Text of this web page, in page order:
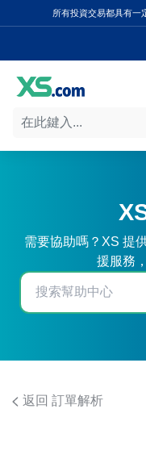
所有投資交易都具有一
需要協助嗎？XS 提
援服務
返回 訂單解析